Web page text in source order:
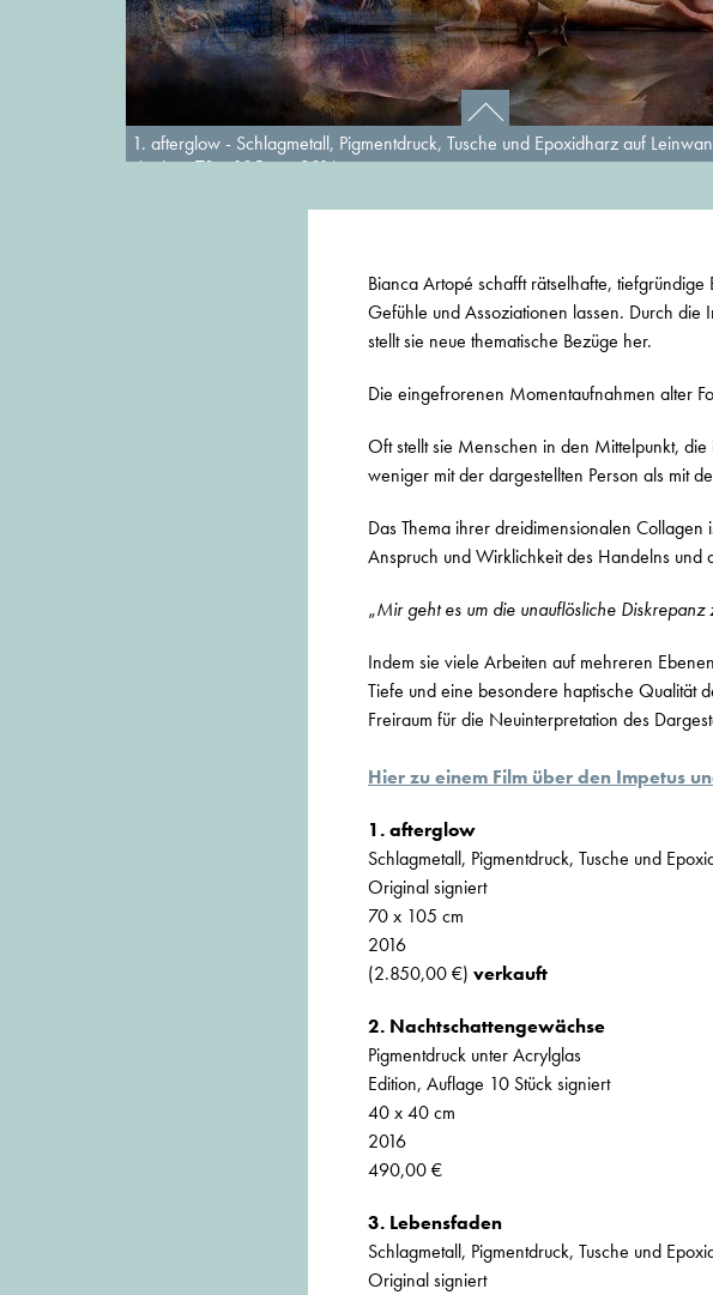
1. afterglow - Schlagmetall, Pigmentdruck, Tusche und Epoxidharz auf
signiert, 70 x 105 cm, 2016
Bianca Artopé schafft rätselhafte,
Gefühle und Assoziationen lassen. Durch
stellt sie neue thematische Bezüge her.
Die eingefrorenen Momentaufnahmen alter
Oft stellt sie Menschen in den Mittelpunkt,
weniger mit der dargestellten Person als mit
Das Thema ihrer dreidimensionalen
Anspruch und Wirklichkeit des Handelns und
„Mir geht es um die unauflösliche
Indem sie viele Arbeiten auf mehreren
Tiefe und eine besondere haptische Qualität
Freiraum für die Neuinterpretation des
Hier zu einem Film über den Impetus
1. afterglow
Schlagmetall, Pigmentdruck, Tusche und
Original signiert
70 x 105 cm
2016
(2.850,00 €) verkauft
2. Nachtschattengewächse
Pigmentdruck unter Acrylglas
Edition, Auflage 10 Stück signiert
40 x 40 cm
2016
490,00 €
3. Lebensfaden
Schlagmetall, Pigmentdruck, Tusche und
Original signiert